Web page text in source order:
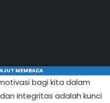
MEMBACA
bagi kita dalam
integritas adalah kunci